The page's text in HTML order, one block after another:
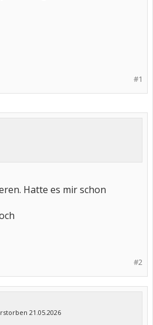
#1
Hatte es mir schon
#2
21.05.2026